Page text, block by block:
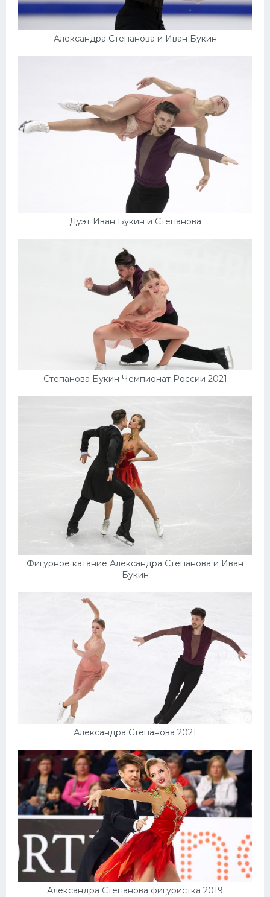
Александра Степанова и Иван Букин
Дуэт Иван Букин и Степанова
Степанова Букин Чемпионат России 2021
Фигурное катание Александра Степанова и Иван
Букин
Александра Степанова 2021
Александра Степанова фигуристка 2019